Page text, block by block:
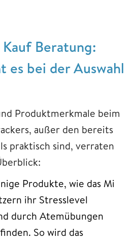
Beratung:
es bei der Auswahl
Produktmerkmale beim
außer den bereits
praktisch sind, verraten
Produkte, wie das Mi
ihr Stresslevel
durch Atemübungen
So wird das